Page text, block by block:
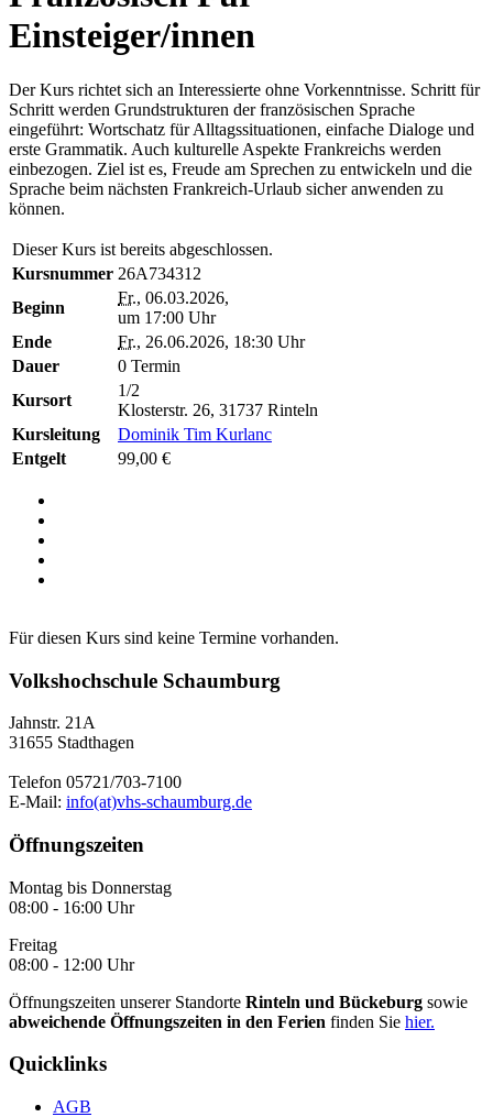
Einsteiger/innen
Der Kurs richtet sich an Interessierte ohne Vorkenntnisse. Schritt für
Schritt werden Grundstrukturen der französischen Sprache
eingeführt: Wortschatz für Alltagssituationen, einfache Dialoge und
erste Grammatik. Auch kulturelle Aspekte Frankreichs werden
einbezogen. Ziel ist es, Freude am Sprechen zu entwickeln und die
Sprache beim nächsten Frankreich-Urlaub sicher anwenden zu
können.
Dieser Kurs ist bereits abgeschlossen.
Kursnummer 26A734312
Beginn
Fr., 06.03.2026,
um 17:00 Uhr
Ende
Fr., 26.06.2026, 18:30 Uhr
Dauer
0 Termin
Kursort
1/2
Klosterstr. 26, 31737 Rinteln
Kursleitung
Dominik Tim Kurlanc
Entgelt
99,00 €
Für diesen Kurs sind keine Termine vorhanden.
Volkshochschule Schaumburg
Jahnstr. 21A
31655 Stadthagen
Telefon 05721/703-7100
E-Mail: info(at)vhs-schaumburg.de
Öffnungszeiten
Montag bis Donnerstag
08:00 - 16:00 Uhr
Freitag
08:00 - 12:00 Uhr
Öffnungszeiten unserer Standorte Rinteln und Bückeburg sowie
abweichende Öffnungszeiten in den Ferien finden Sie hier.
Quicklinks
AGB